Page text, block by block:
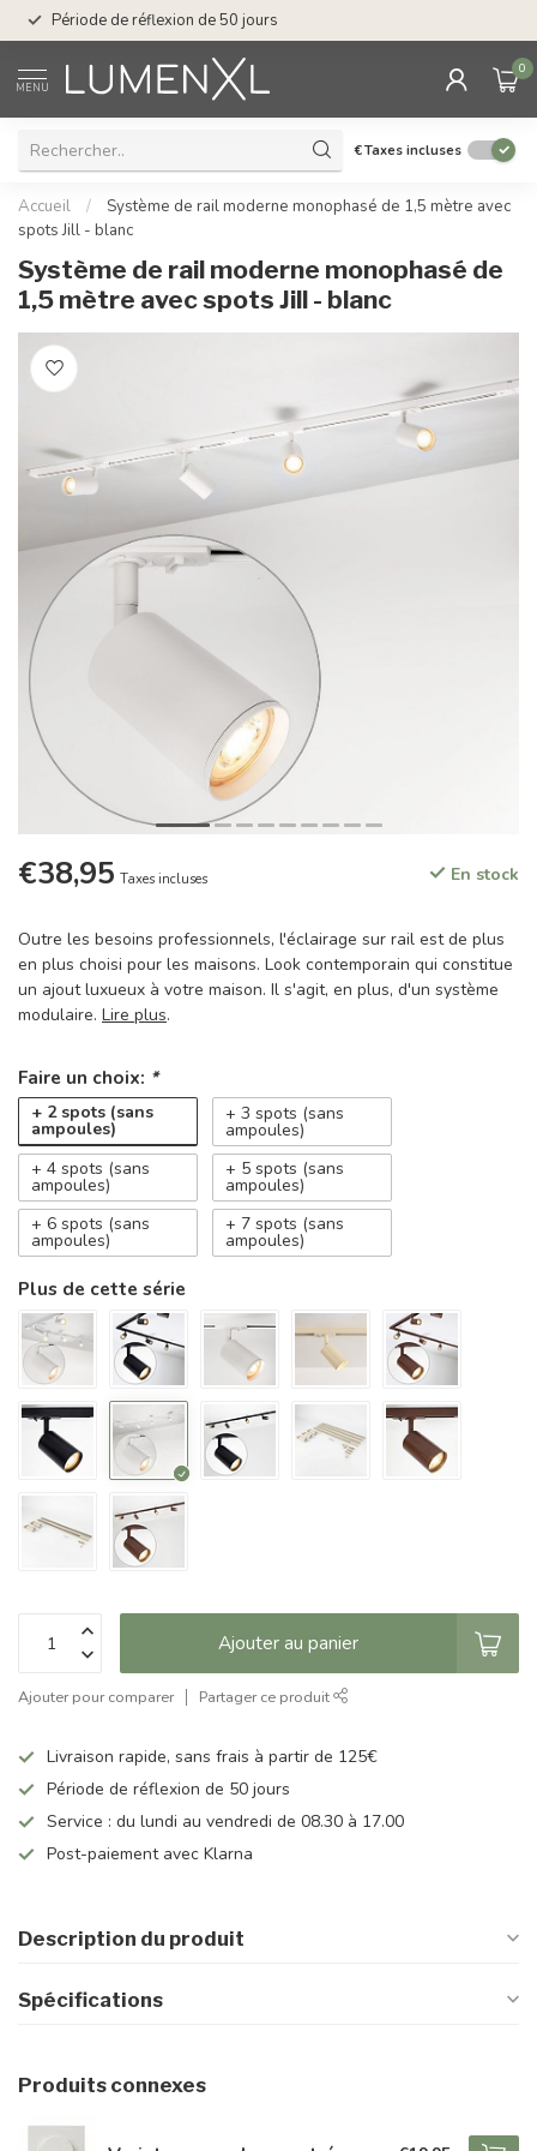
Période de réflexion de 50 jours
MENU
0
€Taxes incluses
Accueil /
Système de rail moderne monophasé de 1,5 mètre avec
spots Jill - blanc
Système de rail moderne monophasé de
1,5 mètre avec spots Jill - blanc
€38,95 Taxes incluses En stock
Outre les besoins professionnels, l'éclairage sur rail est de plus
en plus choisi pour les maisons. Look contemporain qui constitue
un ajout luxueux à votre maison. Il s'agit, en plus, d'un système
modulaire. Lire plus.
Faire un choix: *
+ 2 spots (sans
ampoules)
+ 3 spots (sans
ampoules)
+ 4 spots (sans
ampoules)
+ 5 spots (sans
ampoules)
+ 6 spots (sans
ampoules)
+ 7 spots (sans
ampoules)
Plus de cette série
Ajouter au panier
Ajouter pour comparer Partager ce produit
Livraison rapide, sans frais à partir de 125€
Période de réflexion de 50 jours
Service : du lundi au vendredi de 08.30 à 17.00
Post-paiement avec Klarna
Description du produit
Spécifications
Produits connexes